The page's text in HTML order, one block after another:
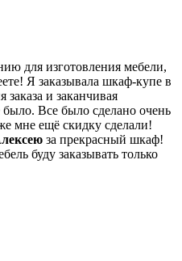
для изготовления мебели,
Я заказывала шкаф-купе в
и заканчивая
Все было сделано очень
мне ещё скидку сделали!
за прекрасный шкаф!
буду заказывать только